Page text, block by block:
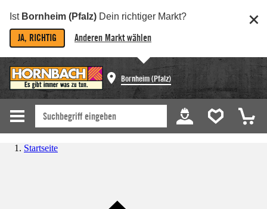
Ist Bornheim (Pfalz) Dein richtiger Markt?
JA, RICHTIG Anderen Markt wählen
Bornheim (Pfalz)
Startseite